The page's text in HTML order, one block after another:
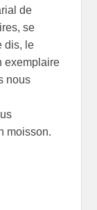
de
se
dis, le
exemplaire
nous
moisson.